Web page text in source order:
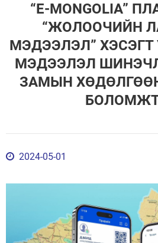
“Е-МONGOLIA”
“ЖОЛООЧИЙН
МЭДЭЭЛЭЛ”
МЭДЭЭЛЭЛ
ЗАМЫН
2024-05-01